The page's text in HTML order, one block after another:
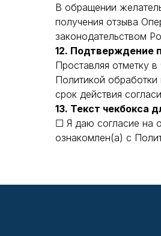
В обращении
получения отзыва
законодательством
12. Подтверждение
Проставляя отметку
Политикой
срок действия
13. Текст чекбокса
☐ Я даю согласие на
ознакомлен(а) с